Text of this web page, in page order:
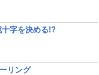
字を決める!?
リング